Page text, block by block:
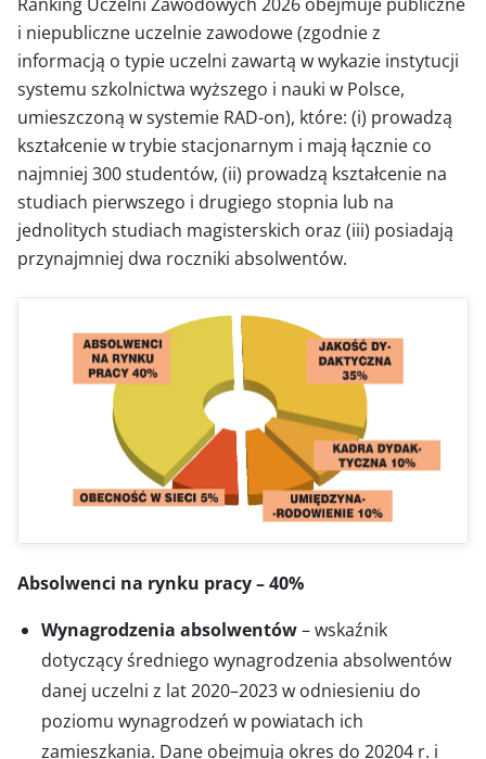
Ranking Uczelni Zawodowych 2026 obejmuje publiczne
i niepubliczne uczelnie zawodowe (zgodnie z
informacją o typie uczelni zawartą w wykazie instytucji
systemu szkolnictwa wyższego i nauki w Polsce,
umieszczoną w systemie RAD-on), które: (i) prowadzą
kształcenie w trybie stacjonarnym i mają łącznie co
najmniej 300 studentów, (ii) prowadzą kształcenie na
studiach pierwszego i drugiego stopnia lub na
jednolitych studiach magisterskich oraz (iii) posiadają
przynajmniej dwa roczniki absolwentów.
Absolwenci na rynku pracy – 40%
Wynagrodzenia absolwentów– wskaźnik
dotyczący średniego wynagrodzenia absolwentów
danej uczelni z lat 2020–2023 w odniesieniu do
poziomu wynagrodzeń w powiatach ich
zamieszkania. Dane obejmują okres do 20204 r. i